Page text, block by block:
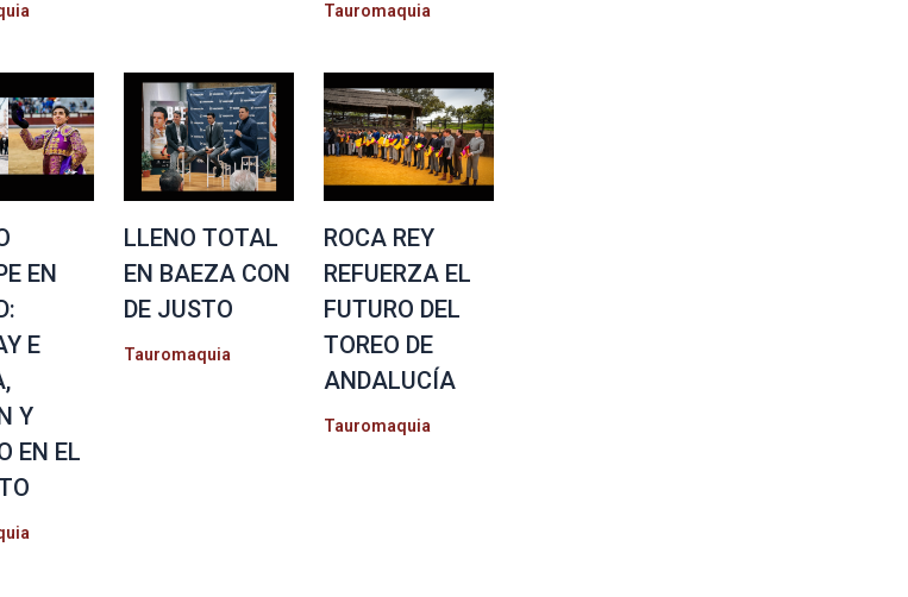
Tauromaquia
EN
E
Y
EN EL
LLENO TOTAL
EN BAEZA CON
DE JUSTO
Tauromaquia
ROCA REY
REFUERZA EL
FUTURO DEL
TOREO DE
ANDALUCÍA
Tauromaquia